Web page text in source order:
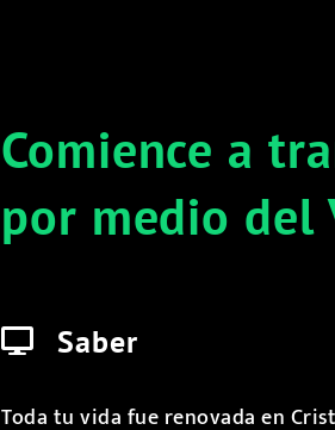
Comience a
por medio del
 Saber
Toda tu vida fue renovada en